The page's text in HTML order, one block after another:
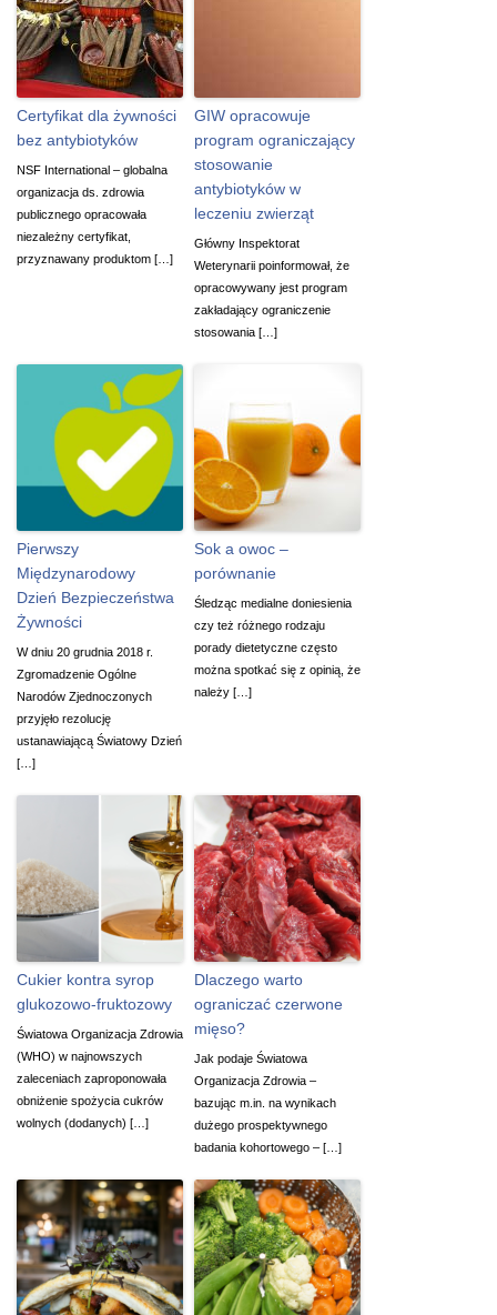
Certyfikat dla żywności
bez antybiotyków
NSF International – globalna
organizacja ds. zdrowia
publicznego opracowała
niezależny certyfikat,
przyznawany produktom […]
GIW opracowuje
program ograniczający
stosowanie
antybiotyków w
leczeniu zwierząt
Główny Inspektorat
Weterynarii poinformował, że
opracowywany jest program
zakładający ograniczenie
stosowania […]
Pierwszy
Międzynarodowy
Dzień Bezpieczeństwa
Żywności
W dniu 20 grudnia 2018 r.
Zgromadzenie Ogólne
Narodów Zjednoczonych
przyjęło rezolucję
ustanawiającą Światowy Dzień
[…]
Sok a owoc –
porównanie
Śledząc medialne doniesienia
czy też różnego rodzaju
porady dietetyczne często
można spotkać się z opinią, że
należy […]
Cukier kontra syrop
glukozowo-fruktozowy
Światowa Organizacja Zdrowia
(WHO) w najnowszych
zaleceniach zaproponowała
obniżenie spożycia cukrów
wolnych (dodanych) […]
Dlaczego warto
ograniczać czerwone
mięso?
Jak podaje Światowa
Organizacja Zdrowia –
bazując m.in. na wynikach
dużego prospektywnego
badania kohortowego – […]